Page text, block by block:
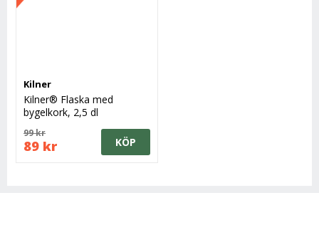
Kilner
Kilner® Flaska med
bygelkork, 2,5 dl
99 kr
89 kr KÖP